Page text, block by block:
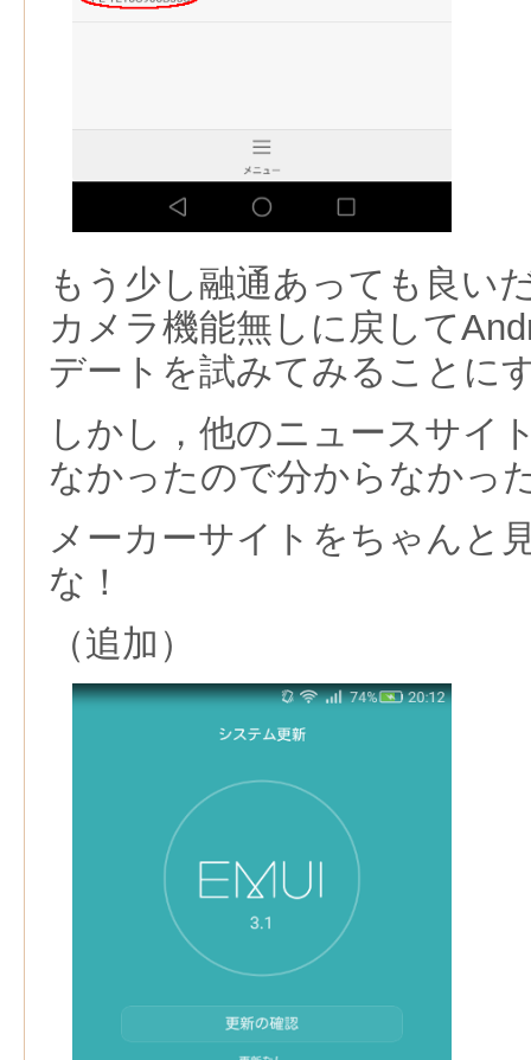
もう少し融通あっても良い
カメラ機能無しに戻して
デートを試みてみることに
しかし，他のニュースサイ
なかったので分からなかっ
メーカーサイトをちゃんと
な！
（追加）